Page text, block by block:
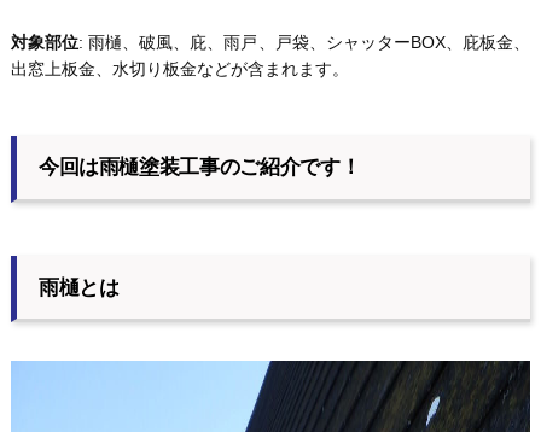
対象部位: 雨樋、破風、庇、雨戸、戸袋、シャッターBOX、庇板金、
出窓上板金、水切り板金などが含まれます。
今回は雨樋塗装工事のご紹介です！
雨樋とは